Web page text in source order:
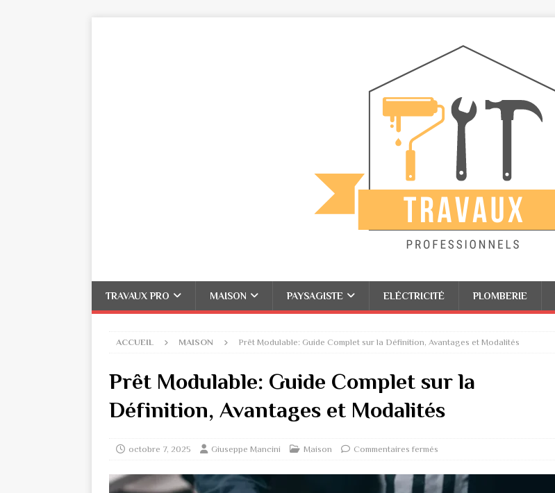
TRAVAUX PRO MAISON PAYSAGISTE ELÉCTRICITÉ PLOMBERIE
ACCUEIL MAISON Prêt Modulable: Guide Complet sur la Définition, Avantages et Modalités
Prêt Modulable: Guide Complet sur la
Définition, Avantages et Modalités
octobre 7, 2025 Giuseppe Mancini Maison Commentaires fermés